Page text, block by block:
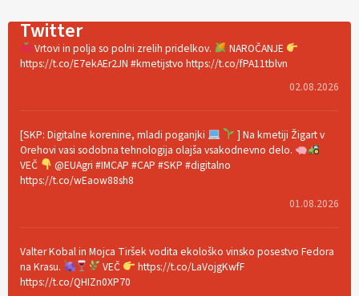
Twitter
Vrtovi in polja so polni zrelih pridelkov.
NAROČANJE
https://t.co/E7ekAEr2JN #kmetijstvo https://t.co/fPA11tblvn
02.08.2026
[SKP: Digitalne korenine, mladi poganjki
] Na kmetiji Žigart v
Orehovi vasi sodobna tehnologija olajša vsakodnevno delo.
VEČ
@EUAgri #IMCAP #CAP #SKP #digitalno
https://t.co/wEaow88sh8
01.08.2026
Valter Kobal in Mojca Tiršek vodita ekološko vinsko posestvo Fedora
na Krasu.
VEČ
https://t.co/LaVojgKwfF
https://t.co/QHIZn0XP70